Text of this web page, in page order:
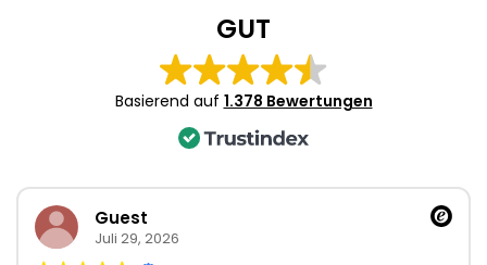
GUT
Basierend auf 1.378 Bewertungen
Guest
Juli 29, 2026